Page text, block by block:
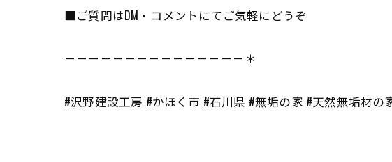
■ご質問はDM・コメントにてご気軽にどうぞ
－－－－－－－－－－－－－－－＊
#沢野建設工房 #かほく市 #石川県 #無垢の家 #天然無垢材の